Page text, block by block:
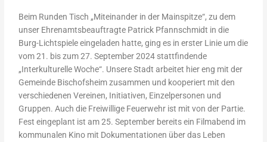
Beim Runden Tisch „Miteinander in der Mainspitze“, zu dem
unser Ehrenamtsbeauftragte Patrick Pfannschmidt in die
Burg-Lichtspiele eingeladen hatte, ging es in erster Linie um die
vom 21. bis zum 27. September 2024 stattfindende
„Interkulturelle Woche“. Unsere Stadt arbeitet hier eng mit der
Gemeinde Bischofsheim zusammen und kooperiert mit den
verschiedenen Vereinen, Initiativen, Einzelpersonen und
Gruppen. Auch die Freiwillige Feuerwehr ist mit von der Partie.
Fest eingeplant ist am 25. September bereits ein Filmabend im
kommunalen Kino mit Dokumentationen über das Leben